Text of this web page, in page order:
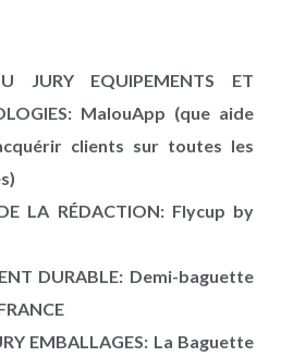
JURY EQUIPEMENTS ET
MalouApp (que aide
clients sur toutes les
LA RÉDACTION: Flycup by
DURABLE: Demi-baguette
EMBALLAGES: La Baguette